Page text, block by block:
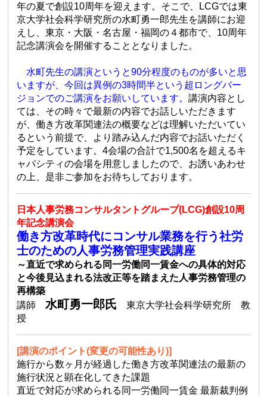
年の夏で創設10周年を迎えます。そこで、LCGでは東
京大学社会科学研究所の水町勇一郎先生を講師にお迎
えし、東京・大阪・名古屋・福岡の４都市で、10周年
記念講演会を開催することとなりました。
水町先生の講演というと90分程度のものが多いと思
いますが、今回は異例の3時間半という超ロングバー
ジョンでのご講演をお願いしています。 講演内容とし
ては、その時々で最新の内容でお話しいただきます
が、働き方改革関連法の概要などは理解いただいてい
るという前提で、より踏み込んだ内容でお話いただく
予定をしています。4会場の合計で1,500名を超えるキ
ャパシティの会場を用意しましたので、お誘いあわせ
の上、是非ご参加をお待ちしております。
日本人事労務コンサルタントグループ(LCG)創設10周
年記念講演会
働き方改革時代にコンサル業務を行う社労
士のための人事労務管理実践講座
～直近で求められる同一労働同一賃金への具体的対応
と今後見込まれる法改正等を踏まえた人事労務管理の
再構築
講師 水町勇一郎氏 東京大学社会科学研究所 教
授
[講演のポイント(変更の可能性あり)]
施行から数ヶ月が経過した働き方改革関連法の最新の
施行状況と顕在化してきた課題
直近で対応が求められる同一労働同一賃金 最新裁判例